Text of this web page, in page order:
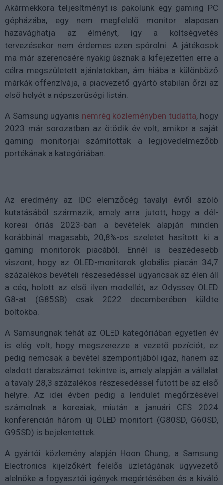
Akármekkora teljesítményt is pakolunk egy gaming PC
gépházába, egy nem megfelelő monitor alaposan
hazavághatja az élményt, így a költségvetés
tervezésekor nem érdemes ezen spórolni. A játékosok
ma már szerencsére nyakig úsznak a kifejezetten erre a
célra megszületett ajánlatokban, ám hiába a különböző
márkák offenzívája, a piacvezető gyártó stabilan őrzi az
első helyét a népszerűségi listán.
A Samsung ugyanis nemrég közleményben tudatta, hogy
2023 már sorozatban az ötödik év volt, amikor a saját
gaming monitorjai számítottak a legjövedelmezőbb
portékának a kategóriában.
Az eredmény az IDC elemzőcég tavalyi évről szóló
kutatásából származik, amely arra jutott, hogy a dél-
koreai óriás 2023-ban a bevételek alapján minden
korábbinál magasabb, 20,8%-os szeletet hasított ki a
gaming monitorok piacából. Ennél is beszédesebb
viszont, hogy az OLED-monitorok globális piacán 34,7
százalékos bevételi részesedéssel ugyancsak az élen áll
a cég, holott az első ilyen modellét, az Odyssey OLED
G8-at (G85SB) csak 2022 decemberében küldte
boltokba.
A Samsungnak tehát az OLED kategóriában egyetlen év
is elég volt, hogy megszerezze a vezető pozíciót, ez
pedig nemcsak a bevétel szempontjából igaz, hanem az
eladott darabszámot tekintve is, amely alapján a vállalat
a tavaly 28,3 százalékos részesedéssel futott be az első
helyre. Az idei évben pedig a lendület megőrzésével
számolnak a koreaiak, miután a januári CES 2024
konferencián három új OLED monitort (G80SD, G60SD,
G95SD) is bejelentettek.
A gyártói közlemény alapján Hoon Chung, a Samsung
Electronics kijelzőkért felelős üzletágának ügyvezető
alelnöke a fogyasztói igények megértésében és a kiváló